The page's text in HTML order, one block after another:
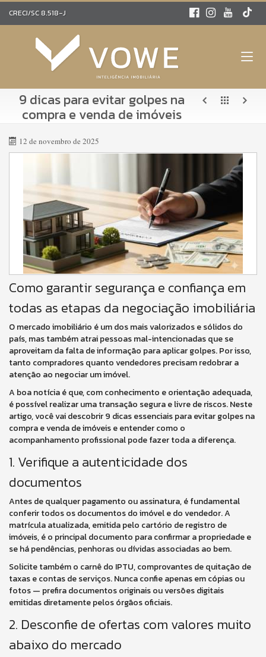
CRECI/SC 8.518-J
9 dicas para evitar golpes na
compra e venda de imóveis
12 de novembro de 2025
Como garantir segurança e confiança em
todas as etapas da negociação imobiliária
O mercado imobiliário é um dos mais valorizados e sólidos do
país, mas também atrai pessoas mal-intencionadas que se
aproveitam da falta de informação para aplicar golpes. Por isso,
tanto compradores quanto vendedores precisam redobrar a
atenção ao negociar um imóvel.
A boa notícia é que, com conhecimento e orientação adequada,
é possível realizar uma transação segura e livre de riscos. Neste
artigo, você vai descobrir 9 dicas essenciais para evitar golpes na
compra e venda de imóveis e entender como o
acompanhamento profissional pode fazer toda a diferença.
1. Verifique a autenticidade dos
documentos
Antes de qualquer pagamento ou assinatura, é fundamental
conferir todos os documentos do imóvel e do vendedor. A
matrícula atualizada, emitida pelo cartório de registro de
imóveis, é o principal documento para confirmar a propriedade e
se há pendências, penhoras ou dívidas associadas ao bem.
Solicite também o carnê do IPTU, comprovantes de quitação de
taxas e contas de serviços. Nunca confie apenas em cópias ou
fotos — prefira documentos originais ou versões digitais
emitidas diretamente pelos órgãos oficiais.
2. Desconfie de ofertas com valores muito
abaixo do mercado